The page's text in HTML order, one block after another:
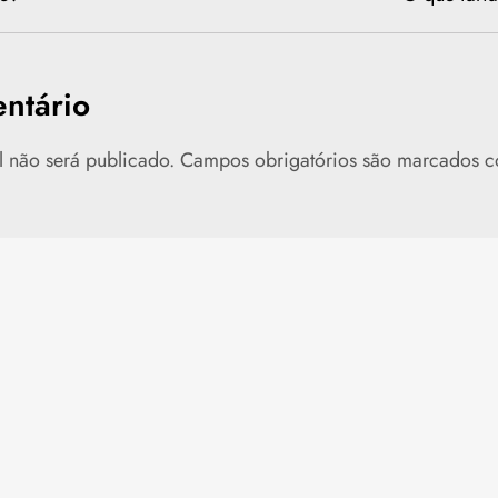
não será publicado. Campos obrigatórios são marcados